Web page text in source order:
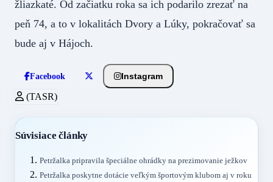
žliazkaté. Od začiatku roka sa ich podarilo zrezať na
peň 74, a to v lokalitách Dvory a Lúky, pokračovať sa
bude aj v Hájoch.
Facebook Instagram
(TASR)
Súvisiace články
Petržalka pripravila špeciálne ohrádky na prezimovanie ježkov
Petržalka poskytne dotácie veľkým športovým klubom aj v roku